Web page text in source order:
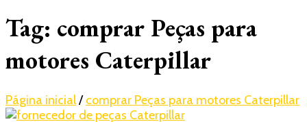
Tag: comprar Peças para
motores Caterpillar
Página inicial/ comprar Peças para motores Caterpillar